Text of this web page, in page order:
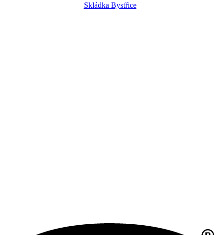
Skládka Bystřice